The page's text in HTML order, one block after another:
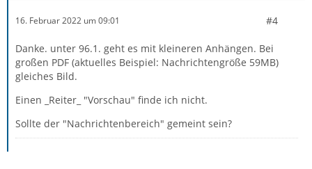
16. Februar 2022 um 09:01 #4
Danke. unter 96.1. geht es mit kleineren Anhängen. Bei
großen PDF (aktuelles Beispiel: Nachrichtengröße 59MB)
gleiches Bild.
Einen _Reiter_ "Vorschau" finde ich nicht.
Sollte der "Nachrichtenbereich" gemeint sein?